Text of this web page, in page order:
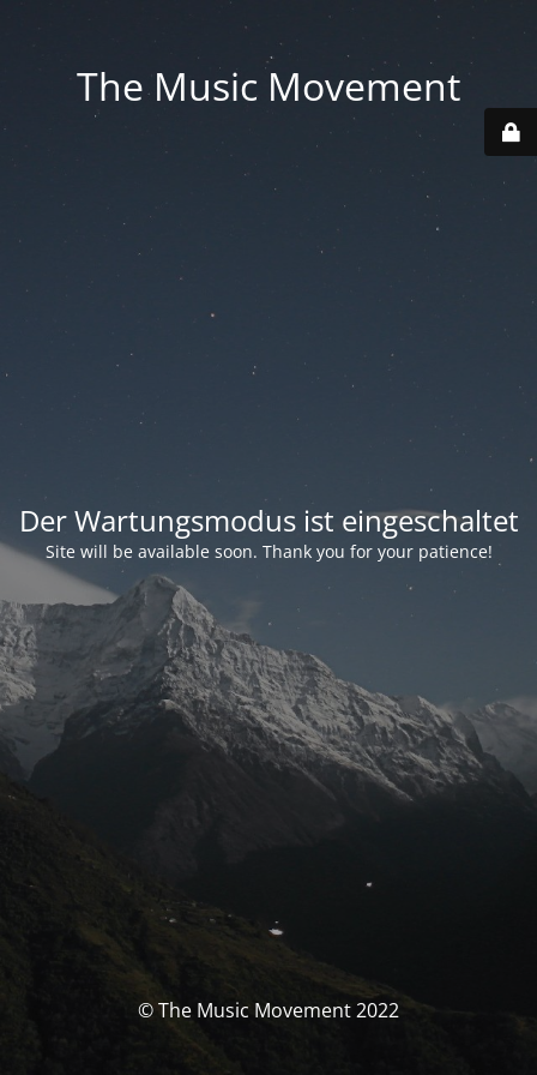
The Music Movement
Der Wartungsmodus ist eingeschaltet
Site will be available soon. Thank you for your patience!
© The Music Movement 2022